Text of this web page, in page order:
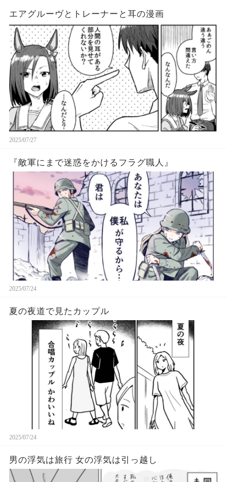
エアグルーヴとトレーナーと耳の漫画
2025/07/27
『敵軍にまで迷惑をかけるフラグ職人』
2025/07/24
夏の夜道で見たカップル
2025/07/24
男の浮気は旅行 女の浮気は引っ越し